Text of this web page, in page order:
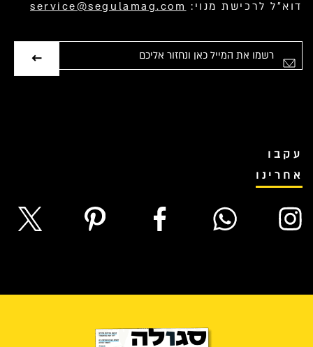
דוא”ל לרכישת מנוי: service@segulamag.com
עקבו
אחרינו